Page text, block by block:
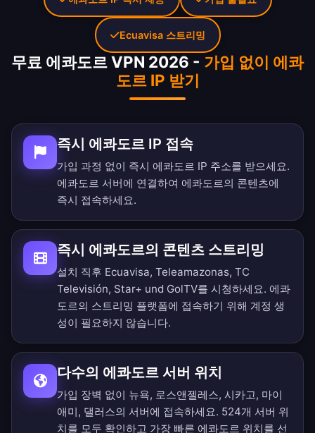
무료 에콰도르 VPN 2026 - 가입 없이 에콰
도르 IP 받기
즉시 에콰도르 IP 접속
가입 과정 없이 즉시 에콰도르 IP 주소를 받으세요.
에콰도르 서버에 연결하여 에콰도르의 콘텐츠에
즉시 접속하세요.
즉시 에콰도르의 콘텐츠 스트리밍
설치 직후 Ecuavisa, Teleamazonas, TC
Televisión, Star+ und GolTV를 시청하세요. 에콰
도르의 스트리밍 플랫폼에 접속하기 위해 계정 생
성이 필요하지 않습니다.
다수의 에콰도르 서버 위치
가입 장벽 없이 뉴욕, 로스앤젤레스, 시카고, 마이
애미, 댈러스의 서버에 접속하세요. 524개 서버 위
치를 모두 확인하고 가장 빠른 에콰도르 위치를 선
Ecuavisa 스트리밍